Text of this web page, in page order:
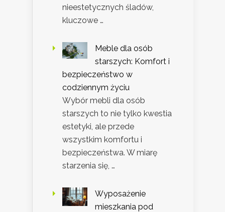
nieestetycznych śladów,
kluczowe …
Meble dla osób
starszych: Komfort i
bezpieczeństwo w
codziennym życiu
Wybór mebli dla osób
starszych to nie tylko kwestia
estetyki, ale przede
wszystkim komfortu i
bezpieczeństwa. W miarę
starzenia się, …
Wyposażenie
mieszkania pod